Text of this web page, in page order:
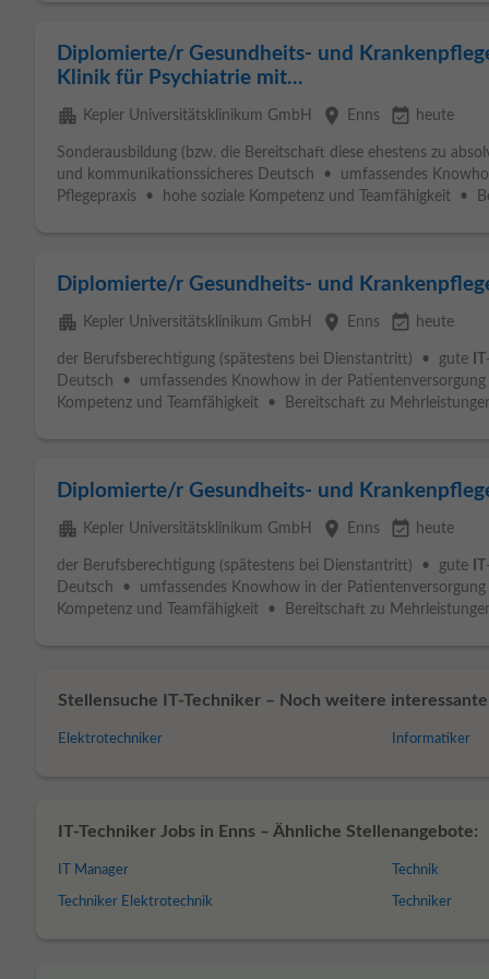
Diplomierte/r Gesundheits- und
Klinik für Psychiatrie mit...
apartment Kepler Universitätsklinikum GmbH place Enns event_available heute
Sonderausbildung (bzw. die Bereitschaft diese ehestens zu
und kommunikationssicheres Deutsch • umfassendes
Pflegepraxis • hohe soziale Kompetenz und Teamfähigkeit •
Diplomierte/r Gesundheits- und
apartment Kepler Universitätsklinikum GmbH place Enns event_available heute
der Berufsberechtigung (spätestens bei Dienstantritt) • gute
Deutsch • umfassendes Knowhow in der
Kompetenz und Teamfähigkeit • Bereitschaft zu
Diplomierte/r Gesundheits- und
apartment Kepler Universitätsklinikum GmbH place Enns event_available heute
der Berufsberechtigung (spätestens bei Dienstantritt) • gute
Deutsch • umfassendes Knowhow in der
Kompetenz und Teamfähigkeit • Bereitschaft zu
Stellensuche IT-Techniker – Noch weitere interessante
Elektrotechniker Informatiker
IT-Techniker Jobs in Enns – Ähnliche Stellenangebote:
IT Manager
Techniker Elektrotechnik
Technik
Techniker